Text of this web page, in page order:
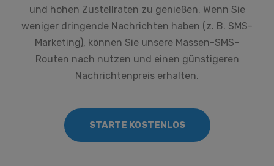
und hohen Zustellraten zu genießen. Wenn Sie
weniger dringende Nachrichten haben (z. B. SMS-
Marketing), können Sie unsere Massen-SMS-
Routen nach nutzen und einen günstigeren
Nachrichtenpreis erhalten.
STARTE KOSTENLOS